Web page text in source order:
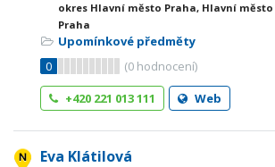
okres Hlavní město Praha, Hlavní město
Praha
Upomínkové předměty
0
(0 hodnocení)
+420 221 013 111
Web
Eva Klátilová